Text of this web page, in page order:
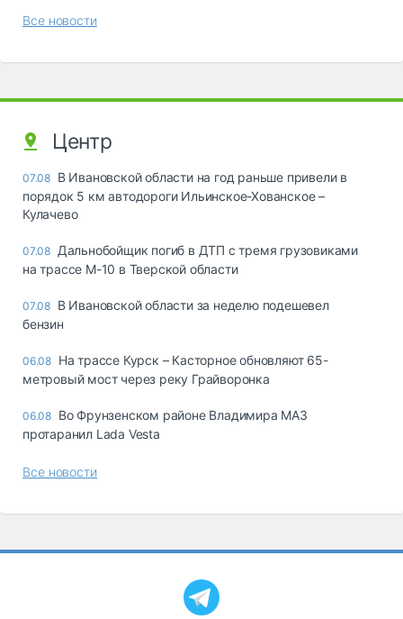
Все новости
Центр
07.08 В Ивановской области на год раньше привели в
порядок 5 км автодороги Ильинское-Хованское –
Кулачево
07.08 Дальнобойщик погиб в ДТП с тремя грузовиками
на трассе М-10 в Тверской области
07.08 В Ивановской области за неделю подешевел
бензин
06.08 На трассе Курск – Касторное обновляют 65-
метровый мост через реку Грайворонка
06.08 Во Фрунзенском районе Владимира МАЗ
протаранил Lada Vesta
Все новости